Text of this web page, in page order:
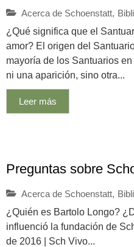
Acerca de Schoenstatt,
¿Qué significa que el
amor? El origen del
mayoría de los Santuarios
ni una aparición, sino otra...
Leer más
Preguntas sobre
Acerca de Schoenstatt,
¿Quién es Bartolo Longo?
influenció la fundación de
de 2016 | Sch Vivo...